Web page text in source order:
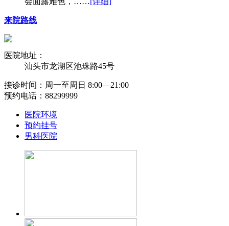
来院路线
医院地址：
汕头市龙湖区池珠路45号
接诊时间：周一至周日 8:00―21:00
预约电话：88299999
医院环境
预约挂号
男科医院